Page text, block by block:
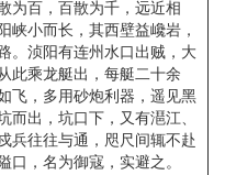
为百，百散为千，远近相
峡小而长，其西壁益巉岩，
。浈阳有连州水口出贼，大
此乘龙艇出，每艇二十余
飞，多用砂炮利器，遥见黑
出，坑口下，又有潖江、
兵往往与通，咫尺间辄不赴
，名为御寇，实避之。